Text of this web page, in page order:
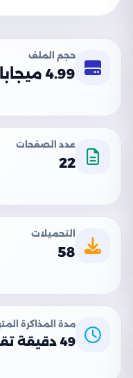
حجم الملف
4.99 ميجابايت
عدد الصفحات
22
التحميلات
58
مدة المذاكرة
49 دقيقة تقريبًا